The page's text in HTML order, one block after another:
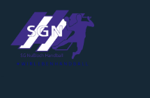
Zum
Inhalt